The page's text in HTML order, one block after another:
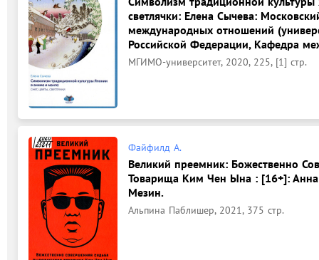
светлячки: Елена Сычева:
международных отношений
Российской Федерации, Кафедра
МГИМО-университет, 2020, 225, [1] стр.
Файфилд А.
Великий преемник: Божественно
Товарища Ким Чен Ына : [16+]: Анна
Мезин.
Альпина Паблишер, 2021, 375 стр.